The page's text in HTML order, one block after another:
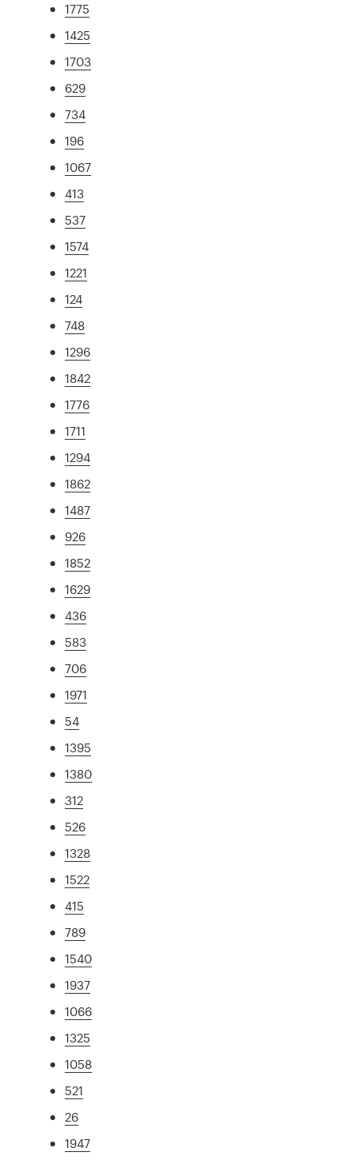
1775
1425
1703
629
734
196
1067
413
537
1574
1221
124
748
1296
1842
1776
1711
1294
1862
1487
926
1852
1629
436
583
706
1971
54
1395
1380
312
526
1328
1522
415
789
1540
1937
1066
1325
1058
521
26
1947